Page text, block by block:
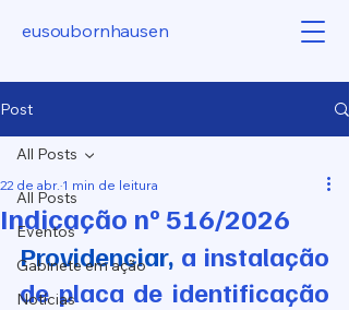
eusoubornhausen
Post
All Posts
Eventos
Gabinete em ação
Notícias
All Posts
Indicação nº 516/2026
22 de abr. 1 min de leitura
Providenciar, a instalação
de placa de identificação